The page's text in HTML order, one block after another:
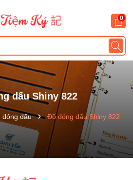
0
dấu Shiny 822
đóng dấu Đồ đóng dấu Shiny 822